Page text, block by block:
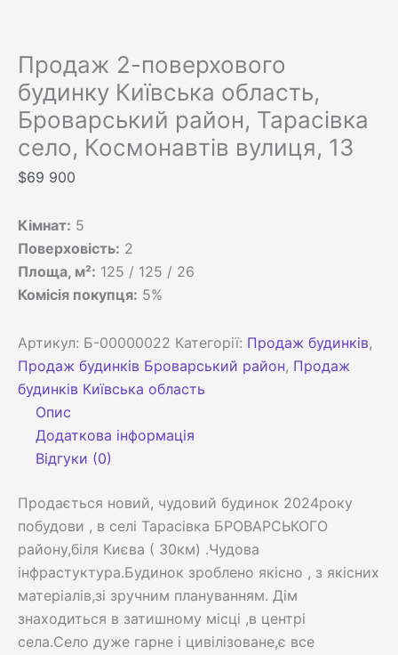
Продаж 2-поверхового
будинку Київська область,
Броварський район, Тарасівка
село, Космонавтів вулиця, 13
$69 900
Кімнат: 5
Поверховість: 2
Площа, м²: 125 / 125 / 26
Комісія покупця: 5%
Артикул: Б-00000022 Категорії: Продаж будинків,
Продаж будинків Броварський район, Продаж
будинків Київська область
Опис
Додаткова інформація
Відгуки (0)
Продається новий, чудовий будинок 2024року
побудови , в селі Тарасівка БРОВАРСЬКОГО
району,біля Києва ( 30км) .Чудова
інфрастуктура.Будинок зроблено якісно , з якісних
матеріалів,зі зручним плануванням. Дім
знаходиться в затишному місці ,в центрі
села.Село дуже гарне і цивілізоване,є все